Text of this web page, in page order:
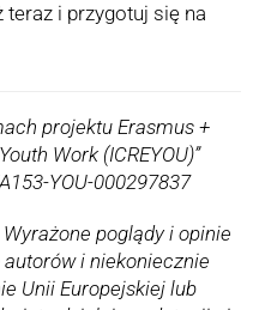
i przygotuj się na
projektu Erasmus +
Work (ICREYOU)”
YOU-000297837
poglądy i opinie
i niekoniecznie
Unii Europejskiej lub